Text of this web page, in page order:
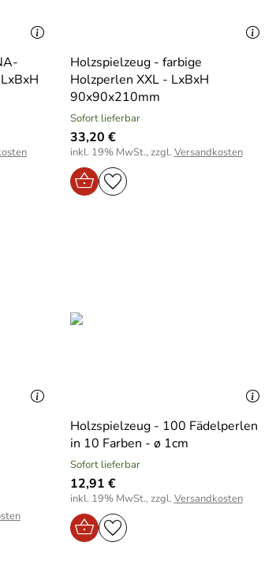
Holzspielzeug - farbige
Holzperlen XXL - LxBxH
90x90x210mm
Sofort lieferbar
33,20 €
inkl. 19% MwSt., zzgl. Versandkosten
Holzspielzeug - 100 Fädelperlen
in 10 Farben - ø 1cm
Sofort lieferbar
12,91 €
inkl. 19% MwSt., zzgl. Versandkosten